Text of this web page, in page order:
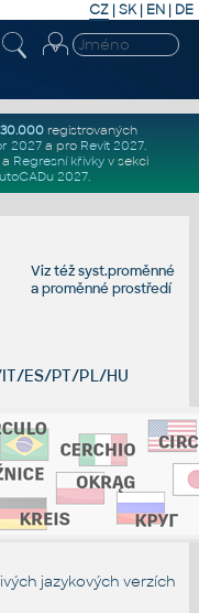
CZ | SK| EN | DE
registrovaných
2027a pro Revit 2027.
a Regresní křivkyv sekci
2027.
Viz téžsyst.proměnné
aproměnné prostředí
ES/PT/PL/HU
jazykových verzích